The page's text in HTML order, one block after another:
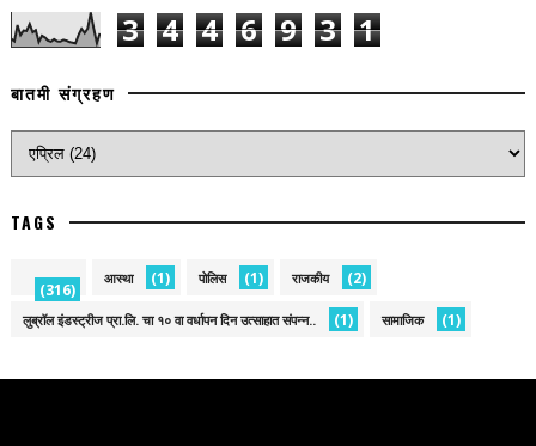
3 4 4 6 9 3 1
बातमी संग्रहण
TAGS
(316)
आस्था (1) पोलिस (1) राजकीय (2)
लुब्रॉल इंडस्ट्रीज प्रा.लि. चा १० वा वर्धापन दिन उत्साहात संपन्न.. (1) सामाजिक (1)